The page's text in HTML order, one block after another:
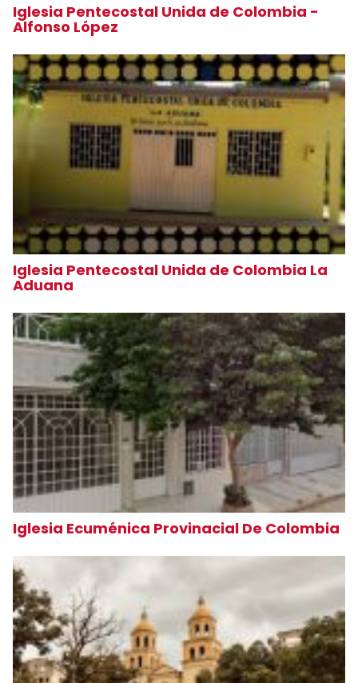
Iglesia Pentecostal Unida de Colombia -
Alfonso López
Iglesia Pentecostal Unida de Colombia La
Aduana
Iglesia Ecuménica Provinacial De Colombia